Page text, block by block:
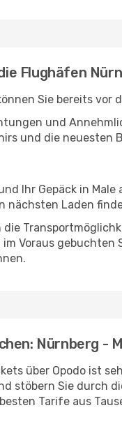
Flughäfen
Sie bereits
und
und die neuesten
Ihr Gepäck in
nächsten Laden
die
Voraus
Nürnberg -
über Opodo ist
stöbern Sie durch
Tarife aus